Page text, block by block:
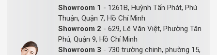
Showroom 1 - 1261B, Huỳnh Tấn Phát, Phú
Thuận, Quận 7, Hồ Chí Minh
Showroom 2 - 629, Lê Văn Việt, Phường Tân
Phú, Quận 9, Hồ Chí Minh
Showroom 3 - 730 trường chinh, phường 15,